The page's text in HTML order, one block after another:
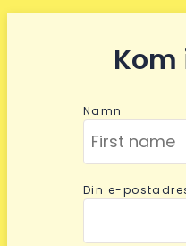
Namn
Din e-